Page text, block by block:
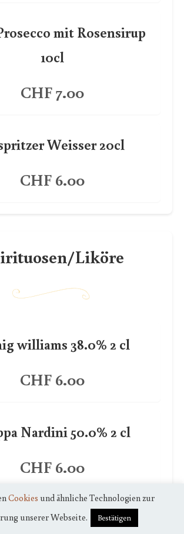
mit Rosensirup
10cl
CHF 7.00
Weisser 20cl
CHF 6.00
Liköre
williams 38.0% 2 cl
CHF 6.00
Nardini 50.0% 2 cl
CHF 6.00
Brunello 50.0% 2 cl
Cookies und ähnliche Technologien zur
unserer Webseite.
Bestätigen